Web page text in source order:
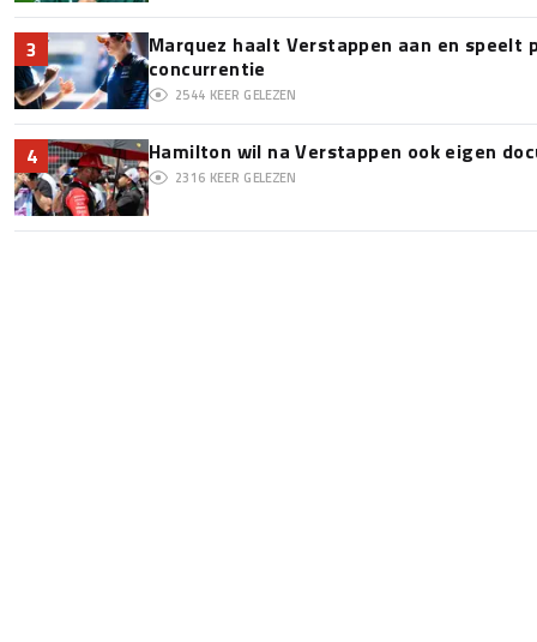
3
Marquez haalt Verstappen aan en speelt
concurrentie
2544 KEER GELEZEN
4 Hamilton wil na Verstappen ook eigen
2316 KEER GELEZEN